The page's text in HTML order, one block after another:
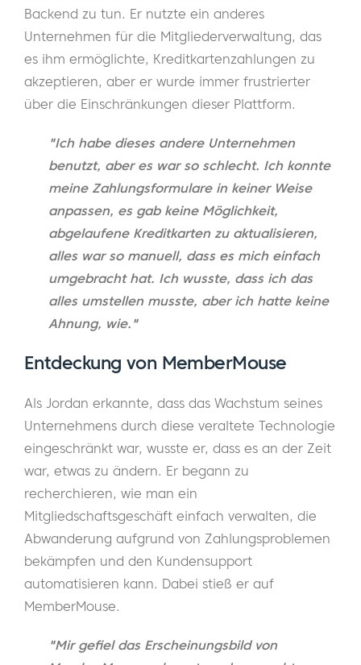
Backend zu tun. Er nutzte ein anderes
Unternehmen für die Mitgliederverwaltung, das
es ihm ermöglichte, Kreditkartenzahlungen zu
akzeptieren, aber er wurde immer frustrierter
über die Einschränkungen dieser Plattform.
"Ich habe dieses andere Unternehmen
benutzt, aber es war so schlecht. Ich konnte
meine Zahlungsformulare in keiner Weise
anpassen, es gab keine Möglichkeit,
abgelaufene Kreditkarten zu aktualisieren,
alles war so manuell, dass es mich einfach
umgebracht hat. Ich wusste, dass ich das
alles umstellen musste, aber ich hatte keine
Ahnung, wie."
Entdeckung von MemberMouse
Als Jordan erkannte, dass das Wachstum seines
Unternehmens durch diese veraltete Technologie
eingeschränkt war, wusste er, dass es an der Zeit
war, etwas zu ändern. Er begann zu
recherchieren, wie man ein
Mitgliedschaftsgeschäft einfach verwalten, die
Abwanderung aufgrund von Zahlungsproblemen
bekämpfen und den Kundensupport
automatisieren kann. Dabei stieß er auf
MemberMouse.
"Mir gefiel das Erscheinungsbild von